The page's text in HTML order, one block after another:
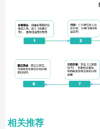
相关推荐